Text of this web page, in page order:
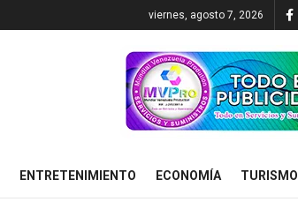
viernes, agosto 7, 2026
ENTRETENIMIENTO ECONOMÍA TURISMO